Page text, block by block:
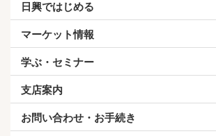
日興ではじめる
マーケット情報
学ぶ・セミナー
支店案内
お問い合わせ・お手続き